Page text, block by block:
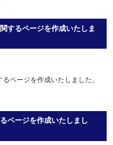
するページを作成いたしま
ページを作成いたしました。
ページを作成いたしまし